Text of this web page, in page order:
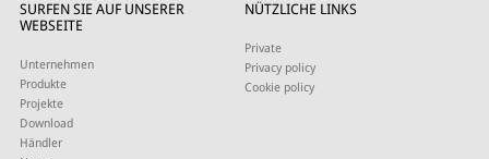
SURFEN SIE AUF UNSERER
WEBSEITE
Unternehmen
Produkte
Projekte
Download
Händler
NÜTZLICHE LINKS
Private
Privacy policy
Cookie policy